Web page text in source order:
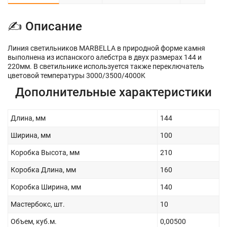
✍ Описание
Линия светильников MARBELLA в природной форме камня
выполнена из испанского алебстра в двух размерах 144 и
220мм. В светильнике используется также переключатель
цветовой температуры 3000/3500/4000K
Дополнительные характеристики
Длина, мм 144
Ширина, мм 100
Коробка Высота, мм 210
Коробка Длина, мм 160
Коробка Ширина, мм 140
Мастербокс, шт. 10
Объем, куб.м. 0,00500